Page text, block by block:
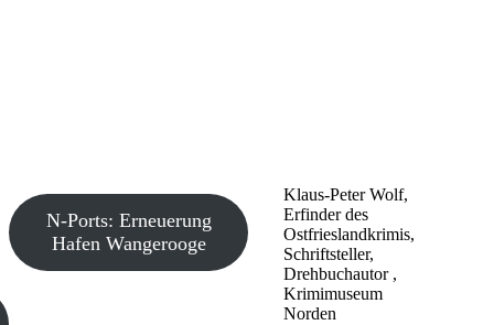
Klaus-Peter Wolf,
Erfinder des
Ostfrieslandkrimis,
Schriftsteller,
Drehbuchautor ,
Krimimuseum
Norden
N-Ports: Erneuerung
Hafen Wangerooge